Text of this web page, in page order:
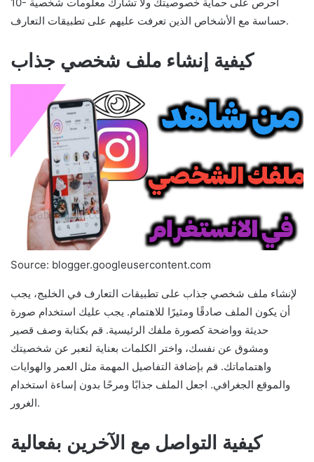
حساسة مع الأشخاص الذين تعرفت عليهم على تطبيقات التعارف.
كيفية إنشاء ملف شخصي جذاب
Source: blogger.googleusercontent.com
لإنشاء ملف شخصي جذاب على تطبيقات التعارف في الخليج، يجب
أن يكون الملف صادقًا ومثيرًا للاهتمام. يجب عليك استخدام صورة
حديثة وواضحة كصورة ملفك الرئيسية. قم بكتابة وصف قصير
ومشوق عن نفسك، واختر الكلمات بعناية لتعبر عن شخصيتك
واهتماماتك. قم بإضافة التفاصيل المهمة مثل العمر والهوايات
والموقع الجغرافي. اجعل الملف جذابًا ومرحًا بدون إساءة استخدام
الغرور.
كيفية التواصل مع الآخرين بفعالية